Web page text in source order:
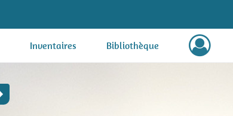
Inventaires Bibliothèque